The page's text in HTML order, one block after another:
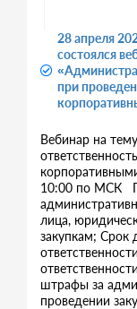
28 апреля
состоялся
при
Вебинар на
10:00 по МСК
лица,
закупкам; Срок
штрафы за
проведении